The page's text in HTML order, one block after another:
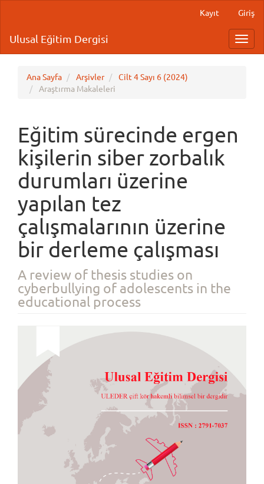
Content
Sidebar
Kayıt Giriş
Ulusal Eğitim Dergisi
Ana Sayfa Arşivler
Cilt 4 Sayı 6 (2024)
Araştırma Makaleleri
Eğitim sürecinde ergen
kişilerin siber zorbalık
durumları üzerine
yapılan tez
çalışmalarının üzerine
bir derleme çalışması
A review of thesis studies on
cyberbullying of adolescents in the
educational process
Sidebar